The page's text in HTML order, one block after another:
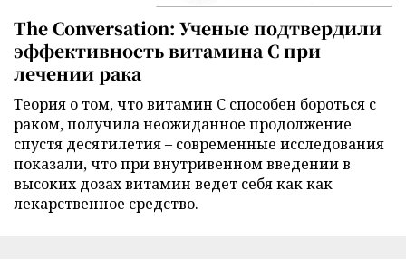
The Conversation: Ученые подтвердили
эффективность витамина C при
лечении рака
Теория о том, что витамин C способен бороться с
раком, получила неожиданное продолжение
спустя десятилетия – современные исследования
показали, что при внутривенном введении в
высоких дозах витамин ведет себя как как
лекарственное средство.